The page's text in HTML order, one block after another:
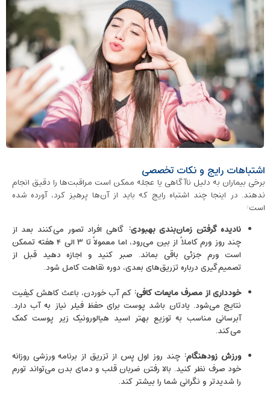
اشتباهات رایج و نکات تخصصی
برخی بیماران به دلیل ناآگاهی یا عجله ممکن است مراقبت‌ها را دقیق انجام
ندهند. در اینجا چند اشتباه رایج که باید از آن‌ها پرهیز کرد، آورده شده
است:
نادیده گرفتن زمان‌بندی بهبودی: گاهی افراد تصور می‌کنند بعد از
چند روز ورم کاملاً از بین می‌رود، اما معمولاً تا ۳ الی ۴ هفته تممکن
است ورم جزئی باقی بماند. صبر کنید و اجازه دهید قبل از
تصمیم‌گیری درباره تزریق‌های بعدی، دوره نقاهت کامل شود.
خودداری از مصرف مایعات کافی: کم آب خوردن، باعث کاهش کیفیت
نتایج می‌شود. یادتان باشد پوست برای حفظ فیلر نیاز به آب دارد.
آبرسانی مناسب به توزیع بهتر اسید هیالورونیک زیر پوست کمک
می‌کند.
ورزش زودهنگام: چند روز اول پس از تزریق از برنامه ورزشی روزانه
خود صرف‌ نظر کنید. بالا رفتن ضربان قلب و دمای بدن می‌تواند تورم
را شدیدتر و نگرانی شما را بیشتر کند.